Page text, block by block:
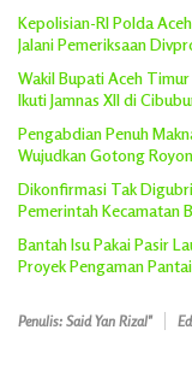
Kepolisian-RI Polda
Jalani Pemeriksaan
Wakil Bupati Aceh
Ikuti Jamnas XII di
Pengabdian Penuh
Wujudkan Gotong
Dikonfirmasi Tak
Pemerintah Kecamatan
Bantah Isu Pakai Pasir
Proyek Pengaman
Penulis: Said Yan Rizal"